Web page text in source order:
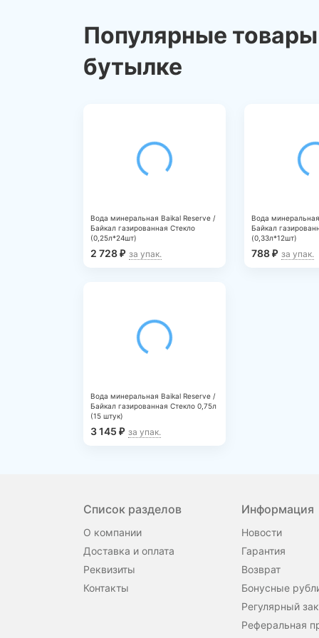
https://www.rospotrebnadzor.ru/about/info/news/
ELEMENT_ID=32295
Популярные товары
бутылке
Вода минеральная Baikal Reserve /
Байкал газированная Стекло
(0,25л*24шт)
2 728₽ за упак.
Вода
Байкал
(0,33л*12шт)
788₽ за упак.
Вода минеральная Baikal Reserve /
Байкал газированная Стекло 0,75л
(15 штук)
3 145 ₽ за упак.
Список разделов
О компании
Доставка и оплата
Реквизиты
Контакты
Информация
Новости
Гарантия
Возврат
Бонусные
Регулярный
Реферальная